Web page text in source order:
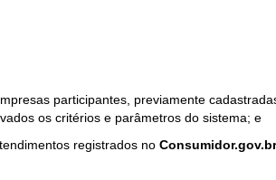
participantes, previamente
os critérios e parâmetros do sistema; e
registrados no Consumidor.gov.br